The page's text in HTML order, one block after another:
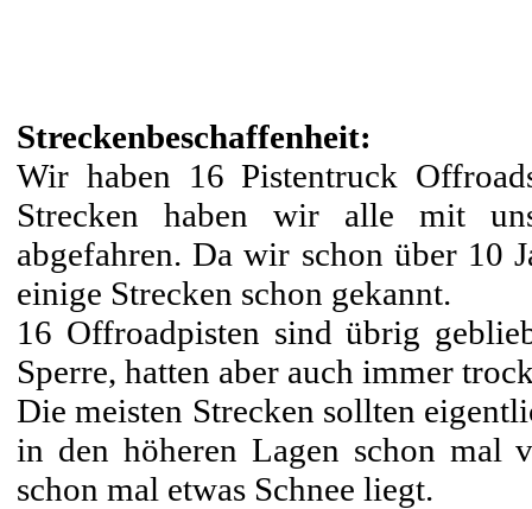
Streckenbeschaffenheit:
Wir haben 16 Pistentruck
Strecken haben wir alle mit
abgefahren. Da wir schon über 10
einige Strecken schon gekannt.
16 Offroadpisten sind übrig
Sperre, hatten aber auch immer
Die meisten Strecken sollten
in den höheren Lagen schon mal
schon mal etwas Schnee liegt.